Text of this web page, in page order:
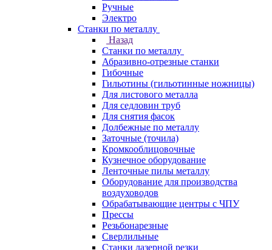
Ручные
Электро
Станки по металлу
Назад
Станки по металлу
Абразивно-отрезные станки
Гибочные
Гильотины (гильотинные ножницы)
Для листового металла
Для седловин труб
Для снятия фасок
Долбежные по металлу
Заточные (точила)
Кромкооблицовочные
Кузнечное оборудование
Ленточные пилы металлу
Оборудование для производства
воздуховодов
Обрабатывающие центры с ЧПУ
Прессы
Резьбонарезные
Сверлильные
Станки лазерной резки